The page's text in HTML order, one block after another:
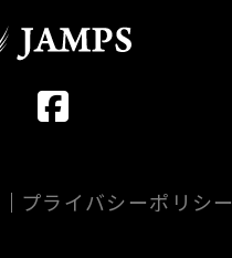
プライバシーポリシー